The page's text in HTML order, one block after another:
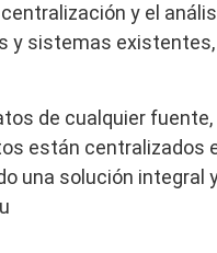
y el
sistemas
de cualquier
están centralizados
una solución integral